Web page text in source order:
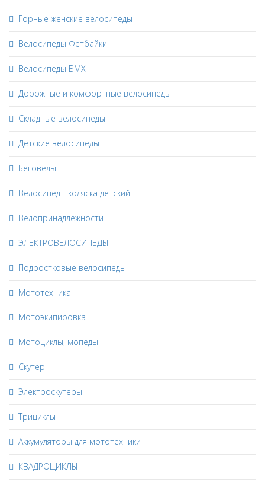
Горные женские велосипеды
Велосипеды Фетбайки
Велосипеды BMX
Дорожные и комфортные велосипеды
Складные велосипеды
Детские велосипеды
Беговелы
Велосипед - коляска детский
Велопринадлежности
ЭЛЕКТРОВЕЛОСИПЕДЫ
Подростковые велосипеды
Мототехника
Мотоэкипировка
Мотоциклы, мопеды
Скутер
Электроскутеры
Трициклы
Аккумуляторы для мототехники
КВАДРОЦИКЛЫ